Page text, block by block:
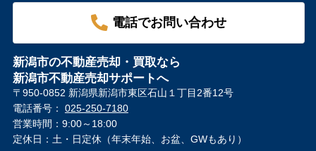
電話でお問い合わせ
新潟市の不動産売却・買取なら
新潟市不動産売却サポートへ
〒950-0852 新潟県新潟市東区石山１丁目2番12号
電話番号： 025-250-7180
営業時間：9:00～18:00
定休日：土・日定休（年末年始、お盆、GWもあり）